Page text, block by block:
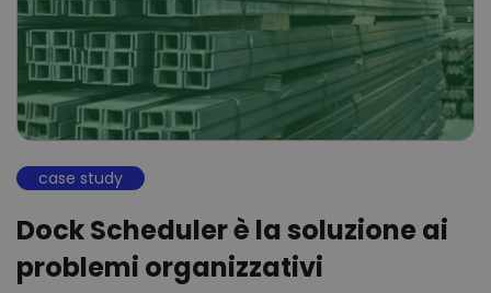
case study
Dock Scheduler è la soluzione ai
problemi organizzativi